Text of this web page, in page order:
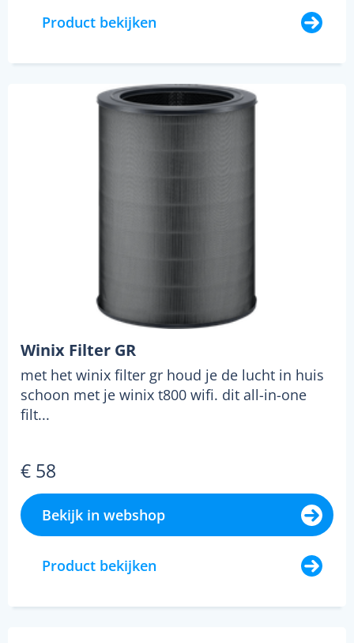
Product bekijken
Winix Filter GR
met het winix filter gr houd je de lucht in huis
schoon met je winix t800 wifi. dit all-in-one
filt...
€ 58
Bekijk in webshop
Product bekijken